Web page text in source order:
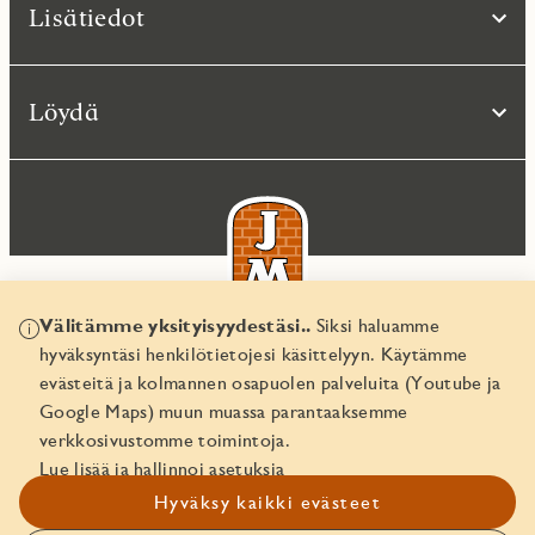
Välitämme yksityisyydestäsi.. Siksi haluamme
hyväksyntäsi henkilötietojesi käsittelyyn. Käytämme
evästeitä ja kolmannen osapuolen palveluita (Youtube ja
Google Maps) muun muassa parantaaksemme
verkkosivustomme toimintoja.
Lue lisää ja hallinnoi asetuksia
Hyväksy kaikki evästeet
Lisätiedot
Löydä
© JM Suomi OY 2026
Yritystunnus 1974161-8